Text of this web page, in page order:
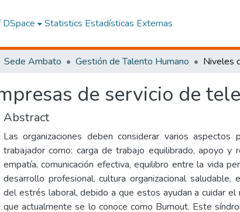
Statistics Estadísticas Externas
Sede Ambato Gestión de Talento Humano
de servicio de
Abstract
Las organizaciones deben considerar varios aspectos
trabajador como: carga de trabajo equilibrado, apoyo y
empatía, comunicación efectiva, equilibro entre la vida
desarrollo profesional, cultura organizacional saludable,
del estrés laboral, debido a que estos ayudan a cuidar
que actualmente se lo conoce como Burnout. Este